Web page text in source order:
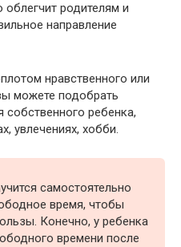
родителям и
направление
нравственного или
можете подобрать
ребенка,
увлечениях, хобби.
самостоятельно
время, чтобы
Конечно, у ребенка
времени после